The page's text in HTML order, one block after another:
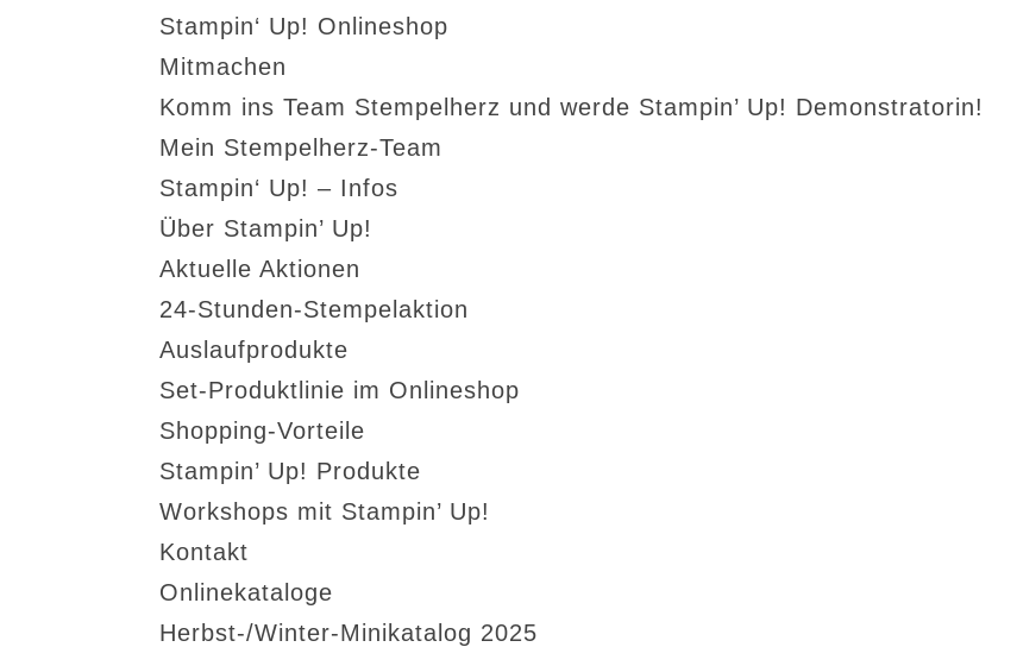
Stampin‘ Up! Onlineshop
Mitmachen
Komm ins Team Stempelherz und werde Stampin’ Up! Demonstratorin!
Mein Stempelherz-Team
Stampin‘ Up! – Infos
Über Stampin’ Up!
Aktuelle Aktionen
24-Stunden-Stempelaktion
Auslaufprodukte
Set-Produktlinie im Onlineshop
Shopping-Vorteile
Stampin’ Up! Produkte
Workshops mit Stampin’ Up!
Kontakt
Onlinekataloge
Herbst-/Winter-Minikatalog 2025